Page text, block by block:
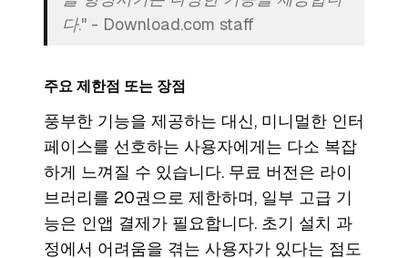
다." - Download.com staff
주요 제한점 또는 장점
풍부한 기능을 제공하는 대신, 미니멀한 인터
페이스를 선호하는 사용자에게는 다소 복잡
하게 느껴질 수 있습니다. 무료 버전은 라이
브러리를 20권으로 제한하며, 일부 고급 기
능은 인앱 결제가 필요합니다. 초기 설치 과
정에서 어려움을 겪는 사용자가 있다는 점도